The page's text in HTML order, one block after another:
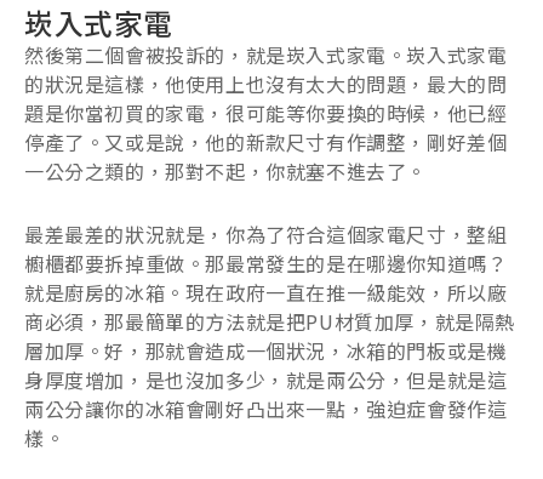
崁入式家電
然後第二個會被投訴的，就是崁入式家電。崁入式家電
的狀況是這樣，他使用上也沒有太大的問題，最大的問
題是你當初買的家電，很可能等你要換的時候，他已經
停產了。又或是說，他的新款尺寸有作調整，剛好差個
一公分之類的，那對不起，你就塞不進去了。
最差最差的狀況就是，你為了符合這個家電尺寸，整組
櫥櫃都要拆掉重做。那最常發生的是在哪邊你知道嗎？
就是廚房的冰箱。現在政府一直在推一級能效，所以廠
商必須，那最簡單的方法就是把PU材質加厚，就是隔熱
層加厚。好，那就會造成一個狀況，冰箱的門板或是機
身厚度增加，是也沒加多少，就是兩公分，但是就是這
兩公分讓你的冰箱會剛好凸出來一點，強迫症會發作這
樣。